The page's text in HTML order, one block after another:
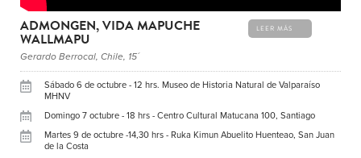
ADMONGEN, VIDA MAPUCHE
WALLMAPU
LEER MÁS
Gerardo Berrocal, Chile, 15´
Sábado 6 de octubre - 12 hrs. Museo de Historia Natural de Valparaíso
MHNV
Domingo 7 octubre - 18 hrs - Centro Cultural Matucana 100, Santiago
Martes 9 de octubre -14,30 hrs - Ruka Kimun Abuelito Huenteao, San Juan
de la Costa